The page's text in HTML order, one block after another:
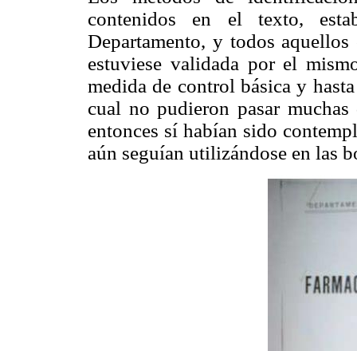
contenidos en el texto,
Departamento, y todos
estuviese validada por el
medida de control básica y
cual no pudieron pasar
entonces sí habían sido
aún seguían utilizándose en las